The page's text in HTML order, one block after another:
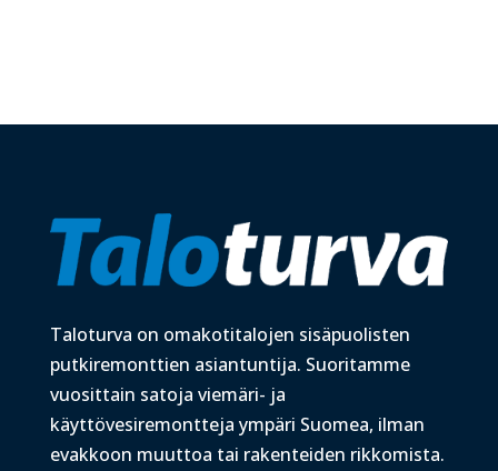
Taloturva on omakotitalojen sisäpuolisten
putkiremonttien asiantuntija. Suoritamme
vuosittain satoja viemäri- ja
käyttövesiremontteja ympäri Suomea, ilman
evakkoon muuttoa tai rakenteiden rikkomista.